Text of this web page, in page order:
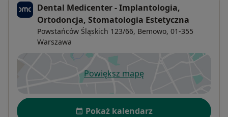
Dental Medicenter - Implantologia,
Ortodoncja, Stomatologia Estetyczna
Powstańców Śląskich 123/66, Bemowo, 01-355
Warszawa
Powiększ mapęotwiera się w nowej karcie
Dostępność
Pokaż kalendarz